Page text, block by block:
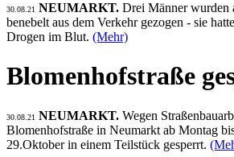
30.08.21 NEUMARKT. Drei Männer wurden
benebelt aus dem Verkehr gezogen - sie
Drogen im Blut. (Mehr)
Blomenhofstraße
30.08.21 NEUMARKT. Wegen
Blomenhofstraße in Neumarkt ab Montag
29.Oktober in einem Teilstück gesperrt.